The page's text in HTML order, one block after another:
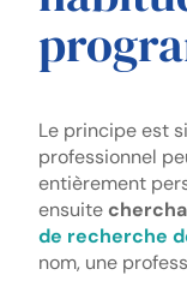
Le principe est
professionnel
entièrement
ensuite
de recherche
nom, une